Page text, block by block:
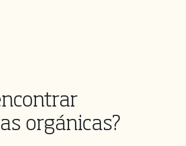
orgánicas?